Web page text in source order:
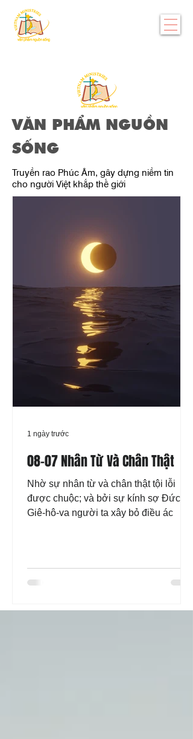
VĂN PHẨM NGUỒN
SỐNG
Truyền rao Phúc Âm, gây dựng niềm tin
cho người Việt khắp thế giới
08-07 Nhân Từ Và Chân Thật
Nhờ sự nhân từ và chân thật tội lỗi
được chuộc; và bởi sự kính sợ Đức
Giê-hô-va người ta xây bỏ điều ác
1 ngày trước